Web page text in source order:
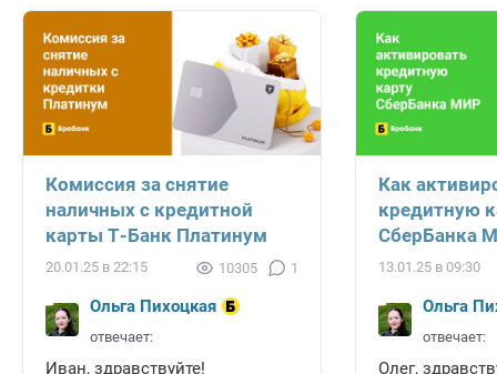
Комиссия за снятие
наличных с кредитной
карты Т-Банк Платинум
20.01.25 в 22:15 10305 1
Ольга Пихоцкая
отвечает:
Иван, здравствуйте!
Как
кредитную
СберБанка
13.01.25 в 09:30
Ольга
отвечает:
Олег,